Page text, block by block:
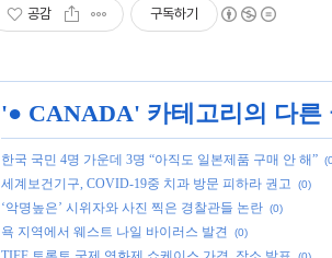
공감 구독하기
'● CANADA' 카테고리의 다른
한국 국민 4명 가운데 3명 “아직도 일본제품 구매 안 해”
세계보건기구, COVID-19중 치과 방문 피하라 권고 (0)
‘악명높은’ 시위자와 사진 찍은 경찰관들 논란 (0)
욕 지역에서 웨스트 나일 바이러스 발견 (0)